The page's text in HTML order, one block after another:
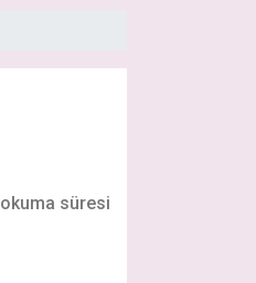
okuma süresi